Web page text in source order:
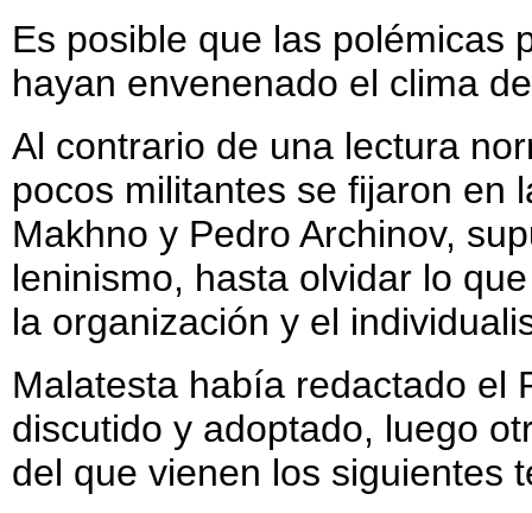
Es posible que las polémicas
hayan envenenado el clima
Al contrario de una lectura
pocos militantes se fijaron en
Makhno y Pedro Archinov,
leninismo, hasta olvidar lo
la organización y el
Malatesta había redactado el
discutido y adoptado, luego
del que vienen los siguientes